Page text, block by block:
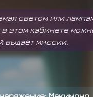
светом или
этом кабинете
выдаёт миссии.